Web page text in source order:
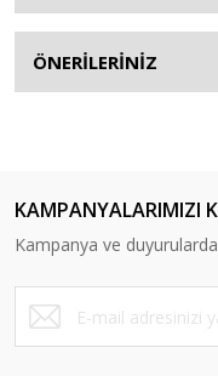
ÖNERİLERİNİZ
KAMPANYALARIMIZI
Kampanya ve